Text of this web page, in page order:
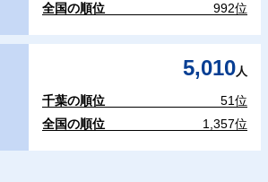
全国の順位
992位
5,010人
千葉の順位
51位
全国の順位
1,357位